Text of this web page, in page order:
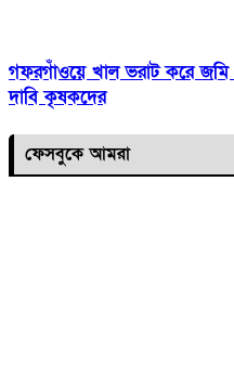
গফরগাঁওয়ে খাল ভরাট করে
দাবি কৃষকদের
ফেসবুকে আমরা